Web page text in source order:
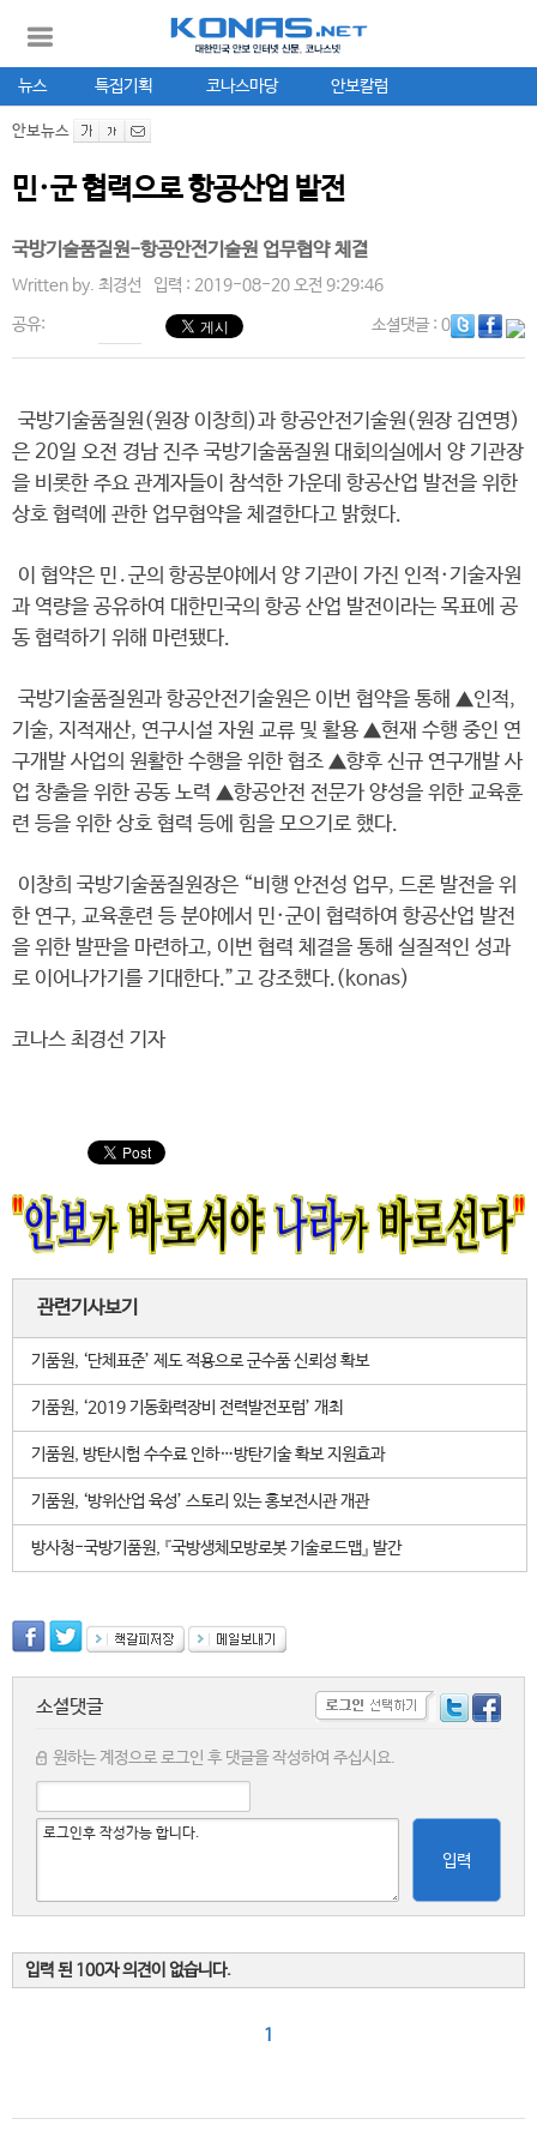
뉴스 특집기획 코나스마당 안보칼럼
안보뉴스
민·군 협력으로 항공산업 발전
국방기술품질원-항공안전기술원 업무협약 체결
Written by. 최경선 입력 : 2019-08-20 오전 9:29:46
공유: 소셜댓글: 0
국방기술품질원(원장 이창희)과 항공안전기술원(원장 김연명)
은 20일 오전 경남 진주 국방기술품질원 대회의실에서 양 기관장
을 비롯한 주요 관계자들이 참석한 가운데 항공산업 발전을 위한
상호 협력에 관한 업무협약을 체결한다고 밝혔다.
이 협약은 민․군의 항공분야에서 양 기관이 가진 인적·기술자원
과 역량을 공유하여 대한민국의 항공 산업 발전이라는 목표에 공
동 협력하기 위해 마련됐다.
국방기술품질원과 항공안전기술원은 이번 협약을 통해 ▲인적,
기술, 지적재산, 연구시설 자원 교류 및 활용 ▲현재 수행 중인 연
구개발 사업의 원활한 수행을 위한 협조 ▲향후 신규 연구개발 사
업 창출을 위한 공동 노력 ▲항공안전 전문가 양성을 위한 교육훈
련 등을 위한 상호 협력 등에 힘을 모으기로 했다.
이창희 국방기술품질원장은 “비행 안전성 업무, 드론 발전을 위
한 연구, 교육훈련 등 분야에서 민·군이 협력하여 항공산업 발전
을 위한 발판을 마련하고, 이번 협력 체결을 통해 실질적인 성과
로 이어나가기를 기대한다.”고 강조했다.(konas)
코나스 최경선 기자
관련기사보기
기품원, ‘단체표준’ 제도 적용으로 군수품 신뢰성 확보
기품원, ‘2019 기동화력장비 전력발전포럼’ 개최
기품원, 방탄시험 수수료 인하…방탄기술 확보 지원효과
기품원, ‘방위산업 육성’ 스토리 있는 홍보전시관 개관
방사청-국방기품원, 『국방생체모방로봇 기술로드맵』 발간
소셜댓글
원하는 계정으로 로그인 후 댓글을 작성하여 주십시요.
입력
입력 된 100자 의견이 없습니다.
1